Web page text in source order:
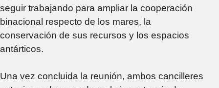
seguir trabajando para ampliar la cooperación
binacional respecto de los mares, la
conservación de sus recursos y los espacios
antárticos.
Una vez concluida la reunión, ambos cancilleres